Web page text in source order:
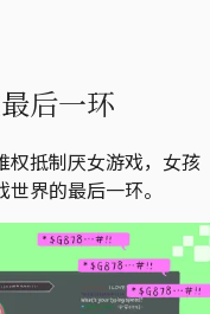
后一环
权抵制厌女游戏，女孩
界的最后一环。